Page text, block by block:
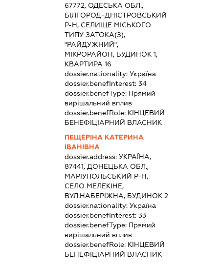
67772, ОДЕСЬКА ОБЛ.,
БІЛГОРОД-ДНІСТРОВСЬКИЙ
Р-Н, СЕЛИЩЕ МІСЬКОГО
ТИПУ ЗАТОКА(З),
"РАЙДУЖНИЙ",
МІКРОРАЙОН, БУДИНОК 1,
КВАРТИРА 16
dossier.nationality: Україна
dossier.benefInterest: 34
dossier.benefType: Прямий
вирішальний вплив
dossier.benefRole: КІНЦЕВИЙ
БЕНЕФІЦІАРНИЙ ВЛАСНИК
ПЕЩЕРІНА КАТЕРИНА
ІВАНІВНА
dossier.address: УКРАЇНА,
87441, ДОНЕЦЬКА ОБЛ.,
МАРІУПОЛЬСЬКИЙ Р-Н,
СЕЛО МЕЛЕКІНЕ,
ВУЛ.НАБЕРІЖНА, БУДИНОК 2
dossier.nationality: Україна
dossier.benefInterest: 33
dossier.benefType: Прямий
вирішальний вплив
dossier.benefRole: КІНЦЕВИЙ
БЕНЕФІЦІАРНИЙ ВЛАСНИК